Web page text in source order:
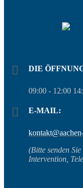
DIE
09:00 - 12:00
E-MAIL:
(Bitte senden
Intervention,